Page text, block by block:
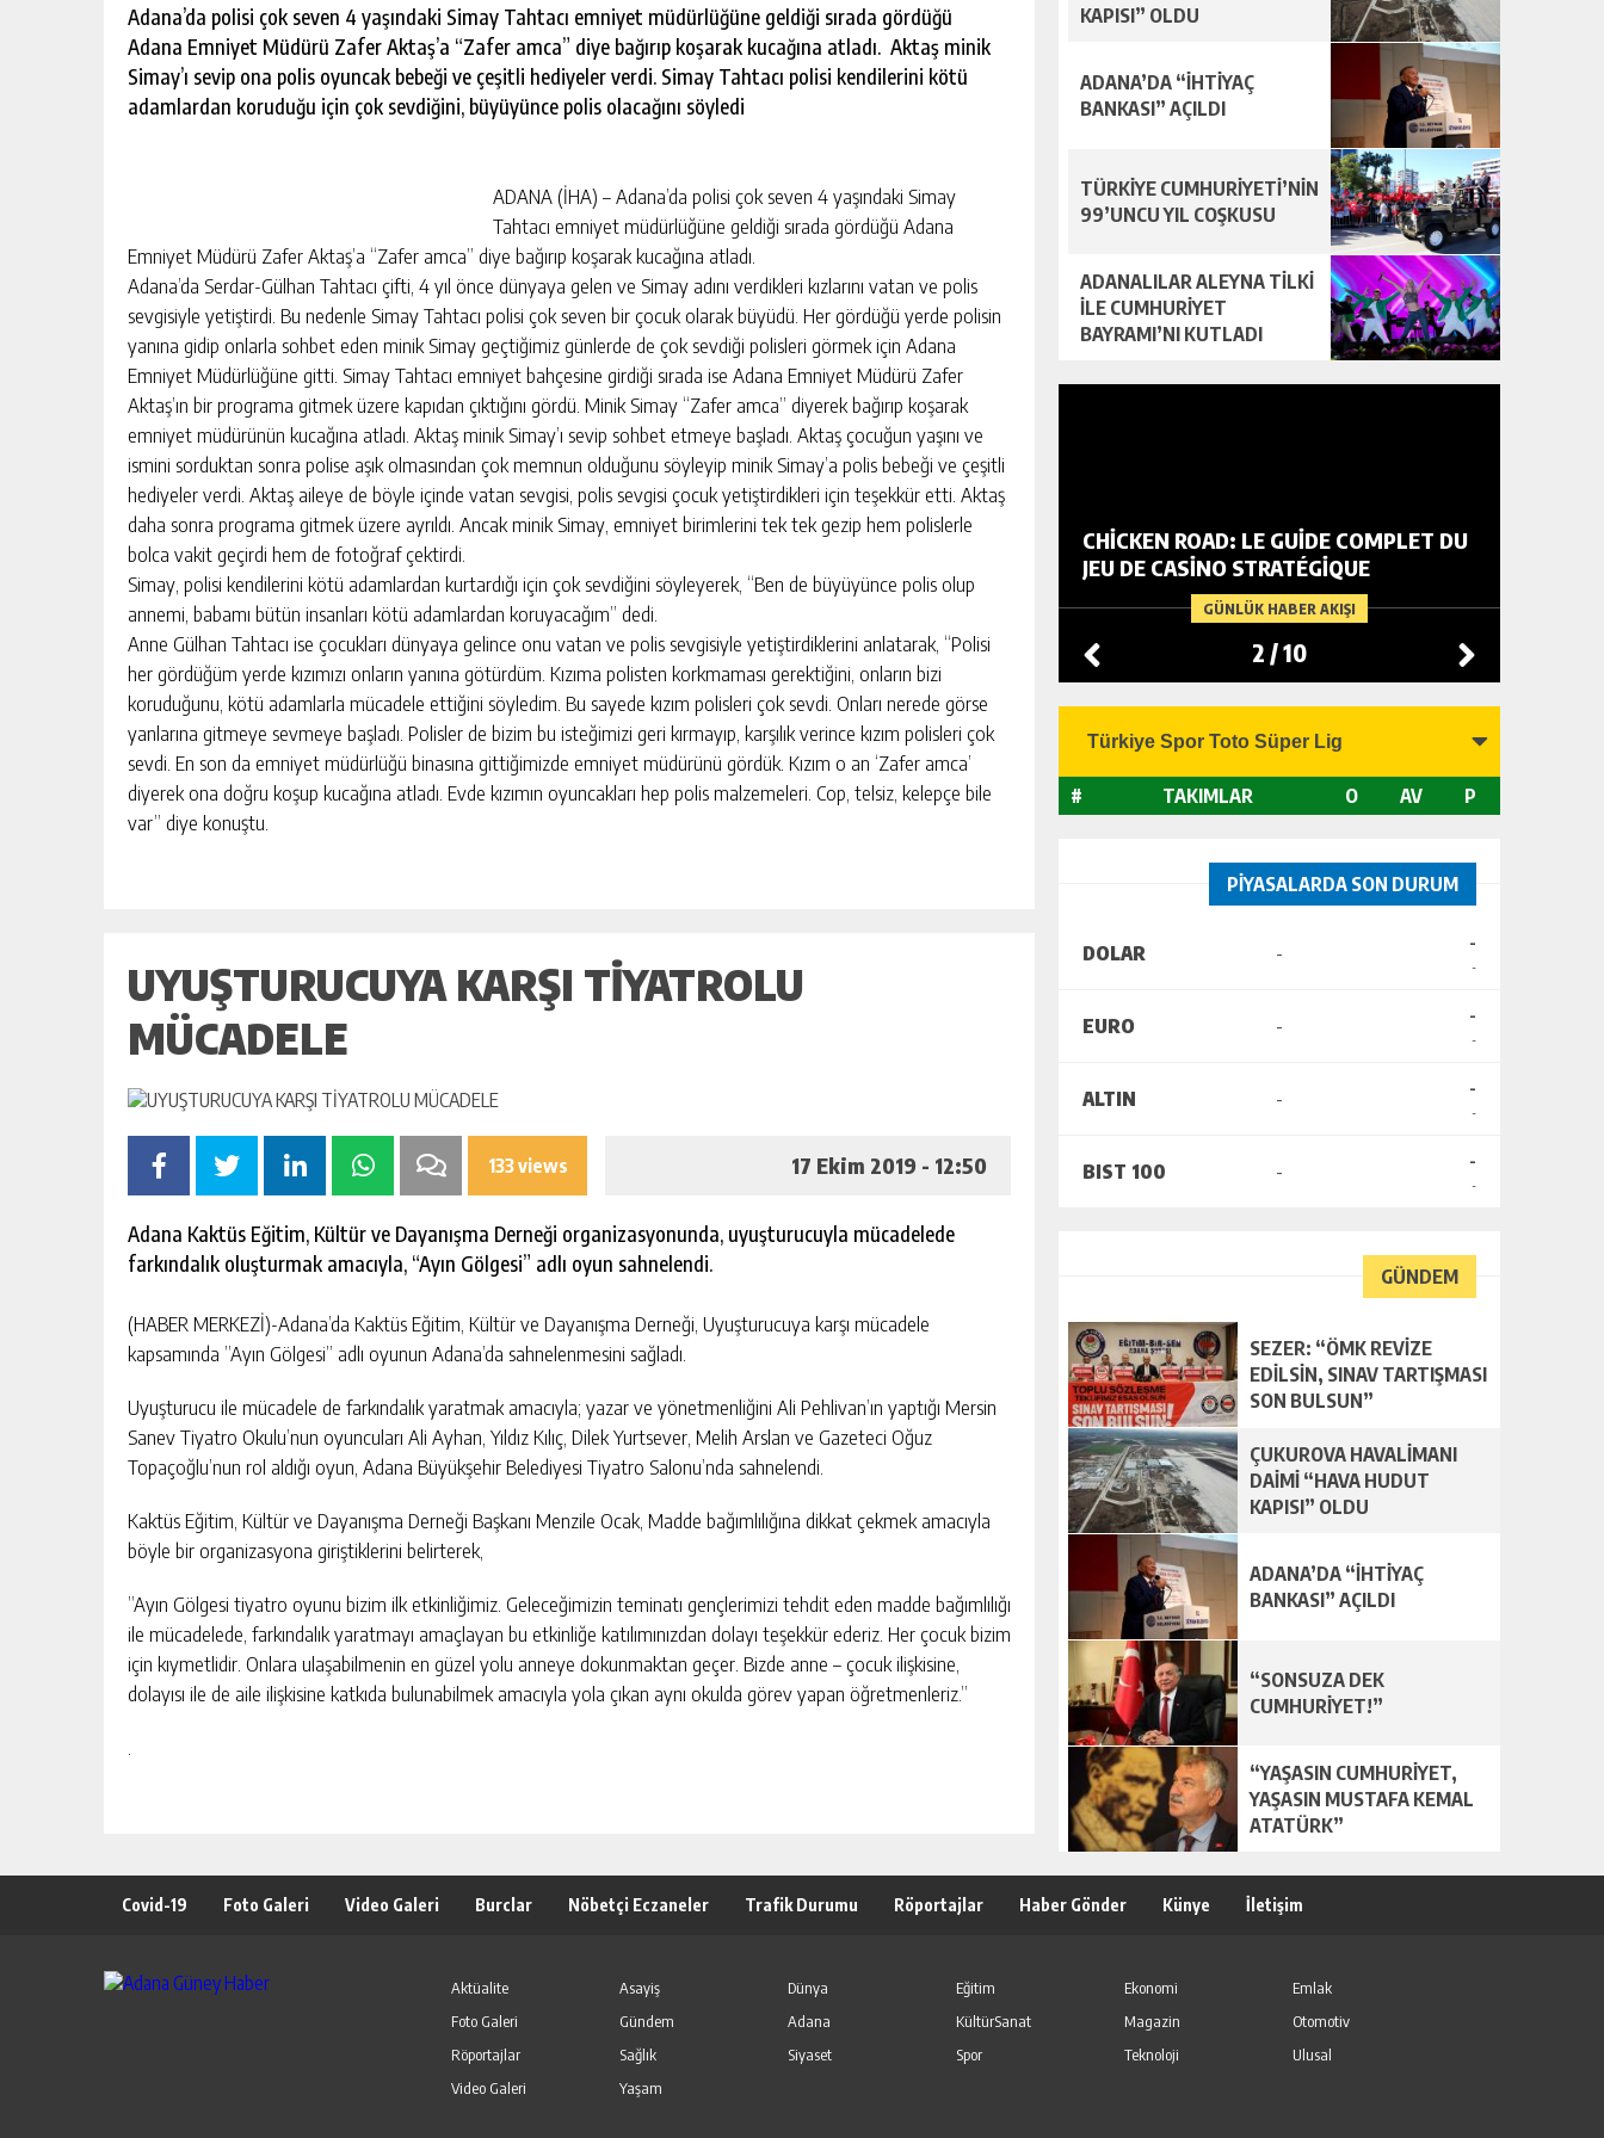
Adana’da polisi çok seven 4 yaşındaki Simay Tahtacı emniyet müdürlüğüne geldiği sırada gördüğü
Adana Emniyet Müdürü Zafer Aktaş’a “Zafer amca” diye bağırıp koşarak kucağına atladı. Aktaş minik
Simay’ı sevip ona polis oyuncak bebeği ve çeşitli hediyeler verdi. Simay Tahtacı polisi kendilerini kötü
adamlardan koruduğu için çok sevdiğini, büyüyünce polis olacağını söyledi
ADANA (İHA) – Adana’da polisi çok seven 4 yaşındaki Simay
Tahtacı emniyet müdürlüğüne geldiği sırada gördüğü Adana
Emniyet Müdürü Zafer Aktaş’a “Zafer amca” diye bağırıp koşarak kucağına atladı.
Adana’da Serdar-Gülhan Tahtacı çifti, 4 yıl önce dünyaya gelen ve Simay adını verdikleri kızlarını vatan ve polis
sevgisiyle yetiştirdi. Bu nedenle Simay Tahtacı polisi çok seven bir çocuk olarak büyüdü. Her gördüğü yerde polisin
yanına gidip onlarla sohbet eden minik Simay geçtiğimiz günlerde de çok sevdiği polisleri görmek için Adana
Emniyet Müdürlüğüne gitti. Simay Tahtacı emniyet bahçesine girdiği sırada ise Adana Emniyet Müdürü Zafer
Aktaş’ın bir programa gitmek üzere kapıdan çıktığını gördü. Minik Simay “Zafer amca” diyerek bağırıp koşarak
emniyet müdürünün kucağına atladı. Aktaş minik Simay’ı sevip sohbet etmeye başladı. Aktaş çocuğun yaşını ve
ismini sorduktan sonra polise aşık olmasından çok memnun olduğunu söyleyip minik Simay’a polis bebeği ve çeşitli
hediyeler verdi. Aktaş aileye de böyle içinde vatan sevgisi, polis sevgisi çocuk yetiştirdikleri için teşekkür etti. Aktaş
daha sonra programa gitmek üzere ayrıldı. Ancak minik Simay, emniyet birimlerini tek tek gezip hem polislerle
bolca vakit geçirdi hem de fotoğraf çektirdi.
Simay, polisi kendilerini kötü adamlardan kurtardığı için çok sevdiğini söyleyerek, “Ben de büyüyünce polis olup
annemi, babamı bütün insanları kötü adamlardan koruyacağım” dedi.
Anne Gülhan Tahtacı ise çocukları dünyaya gelince onu vatan ve polis sevgisiyle yetiştirdiklerini anlatarak, “Polisi
her gördüğüm yerde kızımızı onların yanına götürdüm. Kızıma polisten korkmaması gerektiğini, onların bizi
koruduğunu, kötü adamlarla mücadele ettiğini söyledim. Bu sayede kızım polisleri çok sevdi. Onları nerede görse
yanlarına gitmeye sevmeye başladı. Polisler de bizim bu isteğimizi geri kırmayıp, karşılık verince kızım polisleri çok
sevdi. En son da emniyet müdürlüğü binasına gittiğimizde emniyet müdürünü gördük. Kızım o an ‘Zafer amca’
diyerek ona doğru koşup kucağına atladı. Evde kızımın oyuncakları hep polis malzemeleri. Cop, telsiz, kelepçe bile
var” diye konuştu.
UYUŞTURUCUYA KARŞI TİYATROLU
MÜCADELE
133 views 17 Ekim 2019 - 12:50
Adana Kaktüs Eğitim, Kültür ve Dayanışma Derneği organizasyonunda, uyuşturucuyla mücadelede
farkındalık oluşturmak amacıyla, “Ayın Gölgesi” adlı oyun sahnelendi.
(HABER MERKEZİ)-Adana’da Kaktüs Eğitim, Kültür ve Dayanışma Derneği, Uyuşturucuya karşı mücadele
kapsamında ”Ayın Gölgesi” adlı oyunun Adana’da sahnelenmesini sağladı.
Uyuşturucu ile mücadele de farkındalık yaratmak amacıyla; yazar ve yönetmenliğini Ali Pehlivan’ın yaptığı Mersin
Sanev Tiyatro Okulu’nun oyuncuları Ali Ayhan, Yıldız Kılıç, Dilek Yurtsever, Melih Arslan ve Gazeteci Oğuz
Topaçoğlu’nun rol aldığı oyun, Adana Büyükşehir Belediyesi Tiyatro Salonu’nda sahnelendi.
Kaktüs Eğitim, Kültür ve Dayanışma Derneği Başkanı Menzile Ocak, Madde bağımlılığına dikkat çekmek amacıyla
böyle bir organizasyona giriştiklerini belirterek,
”Ayın Gölgesi tiyatro oyunu bizim ilk etkinliğimiz. Geleceğimizin teminatı gençlerimizi tehdit eden madde bağımlılığı
ile mücadelede, farkındalık yaratmayı amaçlayan bu etkinliğe katılımınızdan dolayı teşekkür ederiz. Her çocuk bizim
için kıymetlidir. Onlara ulaşabilmenin en güzel yolu anneye dokunmaktan geçer. Bizde anne – çocuk ilişkisine,
dolayısı ile de aile ilişkisine katkıda bulunabilmek amacıyla yola çıkan aynı okulda görev yapan öğretmenleriz.”
KAPISI” OLDU
ADANA’DA “İHTİYAÇ
BANKASI” AÇILDI
TÜRKİYE CUMHURİYETİ’NİN
99’UNCU YIL COŞKUSU
ADANALILAR ALEYNA TİLKİ
İLE CUMHURİYET
BAYRAMI’NI KUTLADI
GÜNLÜK HABER AKIŞI
BAHÇE’DE 2 KATLI BİNA MAHKEMEDEN
SATILIK
CHICKEN ROAD: LE MANUEL COMPLET
GÜNLÜK HABER AKIŞI
CHICKEN ROAD: LE GUIDE COMPLET DU
JEU DE CASINO STRATÉGIQUE
2 /10
# TAKIMLAR O AV P
PİYASALARDA SON DURUM
DOLAR - -
-
EURO - -
-
ALTIN - -
-
BIST 100 - -
-
GÜNDEM
SEZER: “ÖMK REVİZE
EDİLSİN, SINAV TARTIŞMASI
SON BULSUN”
ÇUKUROVA HAVALİMANI
DAİMİ “HAVA HUDUT
KAPISI” OLDU
ADANA’DA “İHTİYAÇ
BANKASI” AÇILDI
“SONSUZA DEK
CUMHURİYET!”
“YAŞASIN CUMHURİYET,
YAŞASIN MUSTAFA KEMAL
ATATÜRK”
Covid-19 Foto Galeri Video Galeri Burclar Nöbetçi Eczaneler Trafik Durumu Röportajlar Haber Gönder Künye İletişim
Aktüalite Asayiş Dünya Eğitim Ekonomi
Emlak
Foto Galeri
Gündem Adana KültürSanat Magazin
Otomotiv
Röportajlar
Sağlık Siyaset Spor Teknoloji
Ulusal
Video Galeri
Yaşam